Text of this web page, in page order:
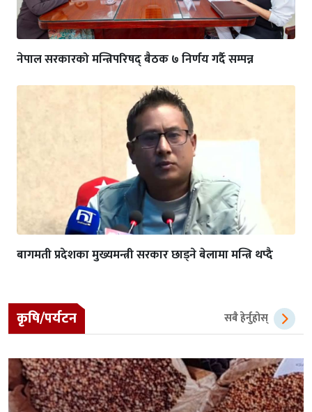
नेपाल सरकारको मन्त्रिपरिषद् बैठक ७ निर्णय गर्दै सम्पन्न
बागमती प्रदेशका मुख्यमन्त्री सरकार छाड्ने बेलामा मन्त्रि थप्दै
कृषि/पर्यटन सबै हेर्नुहोस्